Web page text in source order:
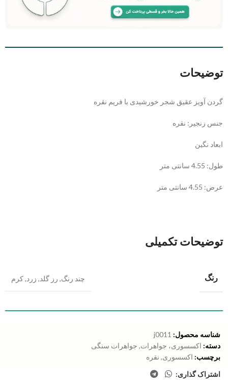
توضیحات
گردن آویز عقیق شجر خورشیدی با فریم نقره
جنس زنجیر: نقره
ابعاد نگین
طول: 4.55 سانتی متر
عرض: 4.55 سانتی متر
توضیحات تکمیلی
رنگ چند رنگ, رز گلد, زرد,کرم
شناسه محصول: j0011
دسته: اکسسوری، جواهرات, جواهرات سنگی
برچسب: اکسسوری, نقره
اشتراک گذاری: